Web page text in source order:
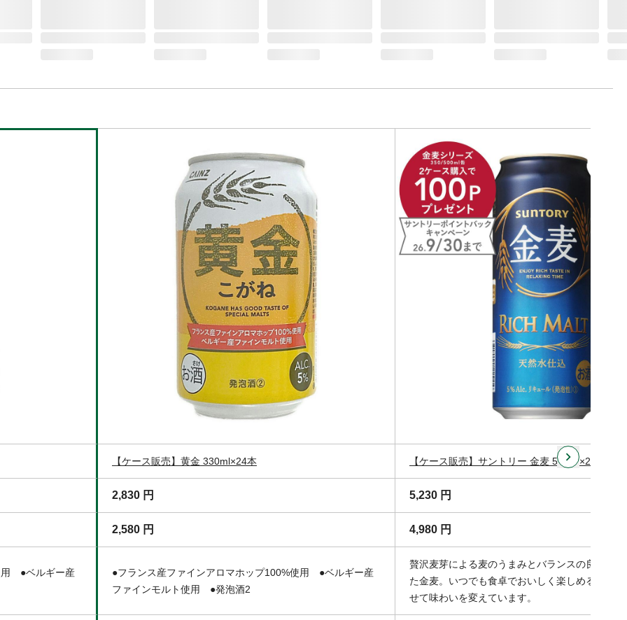
【ケース販売】黄金 330ml×24本 【ケース販売】サントリー 金麦 500ml×24本
2,830 円 5,230 円
2,580 円 4,980 円
用 ●ベルギー産
●フランス産ファインアロマホップ100%使用 ●ベルギー産
ファインモルト使用 ●発泡酒2
贅沢麦芽による麦のうまみとバランスの良い後
た金麦。いつでも食卓でおいしく楽しめるよう
せて味わいを変えています。